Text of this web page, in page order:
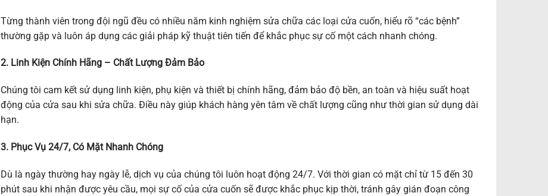
Từng thành viên trong đội ngũ đều có nhiều năm kinh nghiệm sửa chữa các loại cửa cuốn, hiểu rõ “các bệnh”
thường gặp và luôn áp dụng các giải pháp kỹ thuật tiên tiến để khắc phục sự cố một cách nhanh chóng.
2. Linh Kiện Chính Hãng – Chất Lượng Đảm Bảo
Chúng tôi cam kết sử dụng linh kiện, phụ kiện và thiết bị chính hãng, đảm bảo độ bền, an toàn và hiệu suất hoạt
động của cửa sau khi sửa chữa. Điều này giúp khách hàng yên tâm về chất lượng cũng như thời gian sử dụng dài
hạn.
3. Phục Vụ 24/7, Có Mặt Nhanh Chóng
Dù là ngày thường hay ngày lễ, dịch vụ của chúng tôi luôn hoạt động 24/7. Với thời gian có mặt chỉ từ 15 đến 30
phút sau khi nhận được yêu cầu, mọi sự cố của cửa cuốn sẽ được khắc phục kịp thời, tránh gây gián đoạn công